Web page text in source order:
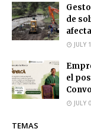
de
JULY
el
JULY
TEMAS